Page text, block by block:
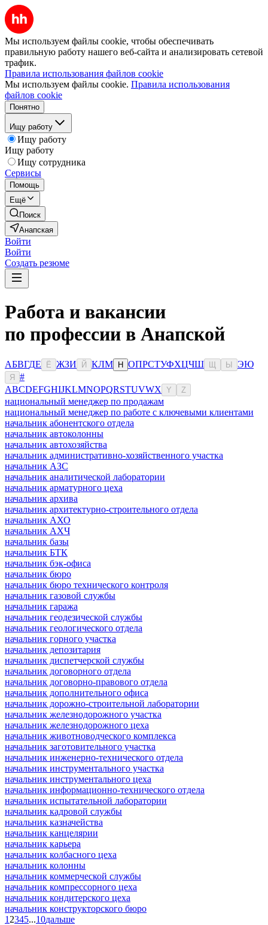
Мы используем файлы cookie, чтобы обеспечивать
правильную работу нашего веб-сайта и анализировать сетевой
трафик.
Правила использования файлов cookie
Мы используем файлы cookie. Правила использования
файлов cookie
Понятно
Ищу работу
Ищу работу
Ищу работу
Ищу сотрудника
Сервисы
Помощь
Ещё
Поиск
Анапская
Войти
Войти
Создать резюме
Работа и вакансии
по профессии в Анапской
АБВГДЕ Ё ЖЗИ Й КЛМ Н ОПРСТУФХЦЧШ Ы ЭЮ
Я
#
ABCDEFGHIJKLMNOPQRSTUVWX Y Z
национальный менеджер по продажам
национальный менеджер по работе с ключевыми клиентами
начальник абонентского отдела
начальник автоколонны
начальник автохозяйства
начальник административно-хозяйственного участка
начальник АЗС
начальник аналитической лаборатории
начальник арматурного цеха
начальник архива
начальник архитектурно-строительного отдела
начальник АХО
начальник АХЧ
начальник базы
начальник БТК
начальник бэк-офиса
начальник бюро
начальник бюро технического контроля
начальник газовой службы
начальник гаража
начальник геодезической службы
начальник геологического отдела
начальник горного участка
начальник депозитария
начальник диспетчерской службы
начальник договорного отдела
начальник договорно-правового отдела
начальник дополнительного офиса
начальник дорожно-строительной лаборатории
начальник железнодорожного участка
начальник железнодорожного цеха
начальник животноводческого комплекса
начальник заготовительного участка
начальник инженерно-технического отдела
начальник инструментального участка
начальник инструментального цеха
начальник информационно-технического отдела
начальник испытательной лаборатории
начальник кадровой службы
начальник казначейства
начальник канцелярии
начальник карьера
начальник колбасного цеха
начальник колонны
начальник коммерческой службы
начальник компрессорного цеха
начальник кондитерского цеха
начальник конструкторского бюро
1 2345...10дальше